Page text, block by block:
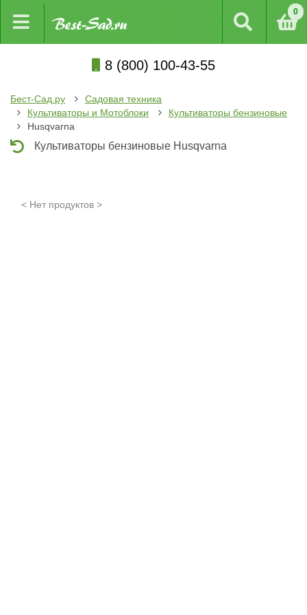
0
8 (800) 100-43-55
Бест-Сад.ру
Садовая техника
Культиваторы и Мотоблоки
Культиваторы бензиновые
Husqvarna
Культиваторы бензиновые Husqvarna
< Нет продуктов >